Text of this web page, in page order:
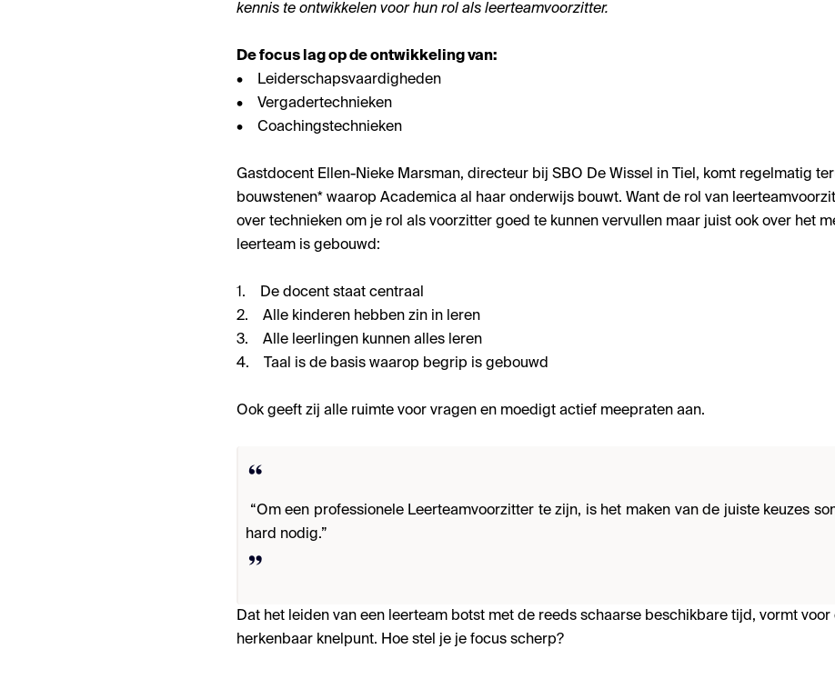
kennis te ontwikkelen voor hun rol als leerteamvoorzitter.
De focus lag op de ontwikkeling van:
• Leiderschapsvaardigheden
• Vergadertechnieken
• Coachingstechnieken
Gastdocent Ellen-Nieke Marsman, directeur bij SBO De Wissel in Tiel, komt regelmatig
bouwstenen* waarop Academica al haar onderwijs bouwt. Want de rol van
over technieken om je rol als voorzitter goed te kunnen vervullen maar juist ook over het
leerteam is gebouwd:
1. De docent staat centraal
2. Alle kinderen hebben zin in leren
3. Alle leerlingen kunnen alles leren
4. Taal is de basis waarop begrip is gebouwd
Ook geeft zij alle ruimte voor vragen en moedigt actief meepraten aan.
“Om een professionele Leerteamvoorzitter te zijn, is het maken van de juiste keuzes
hard nodig.”
Dat het leiden van een leerteam botst met de reeds schaarse beschikbare tijd, vormt
herkenbaar knelpunt. Hoe stel je je focus scherp?